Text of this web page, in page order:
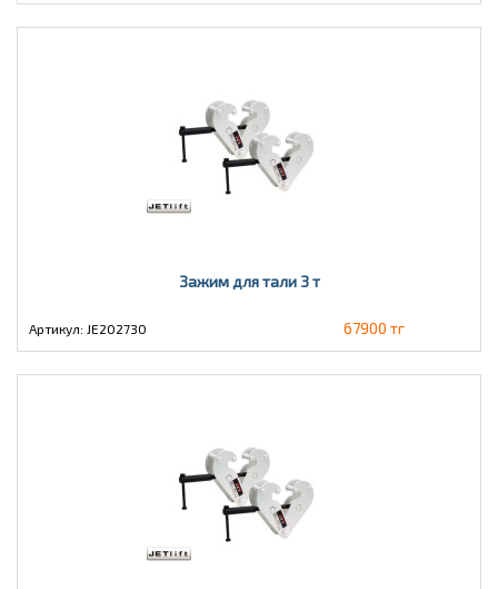
Зажим для тали 3 т
Артикул: JE202730 67900 тг